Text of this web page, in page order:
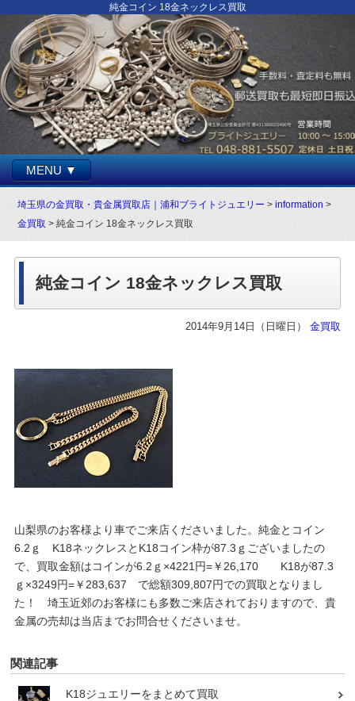
純金コイン 18金ネックレス買取
MENU ▼
埼玉県の金買取・貴金属買取店｜浦和ブライトジュエリー >information >
金買取 > 純金コイン 18金ネックレス買取
純金コイン 18金ネックレス買取
2014年9月14日（日曜日） 金買取
山梨県のお客様より車でご来店くださいました。純金とコイン
6.2ｇ K18ネックレスとK18コイン枠が87.3ｇございましたの
で、買取金額はコインが6.2ｇ×4221円=￥26,170 K18が87.3
ｇ×3249円=￥283,637 で総額309,807円での買取となりまし
た！ 埼玉近郊のお客様にも多数ご来店されておりますので、貴
金属の売却は当店までお問合せくださいませ。
関連記事
K18ジュエリーをまとめて買取